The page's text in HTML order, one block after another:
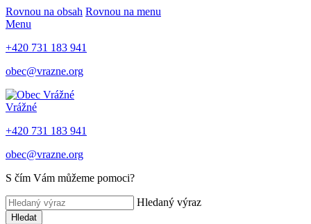
Rovnou na obsah Rovnou na menu
Menu
+420 731 183 941
obec@vrazne.org
Vrážné
+420 731 183 941
obec@vrazne.org
S čím Vám můžeme pomoci?
Hledaný výraz
Hledat